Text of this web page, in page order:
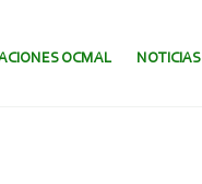
OCMAL NOTICIAS